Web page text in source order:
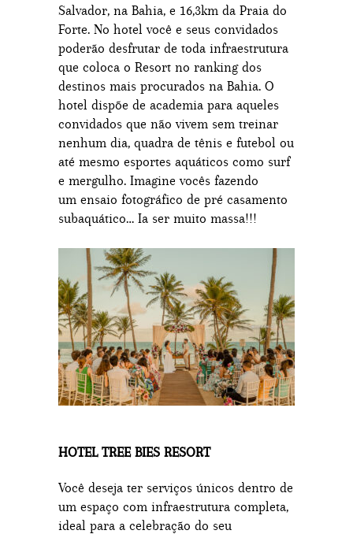
Salvador, na Bahia, e 16,3km da Praia do
Forte. No hotel você e seus convidados
poderão desfrutar de toda infraestrutura
que coloca o Resort no ranking dos
destinos mais procurados na Bahia. O
hotel dispõe de academia para aqueles
convidados que não vivem sem treinar
nenhum dia, quadra de tênis e futebol ou
até mesmo esportes aquáticos como surf
e mergulho. Imagine vocês fazendo
um ensaio fotográfico de pré casamento
subaquático… Ia ser muito massa!!!
HOTEL TREE BIES RESORT
Você deseja ter serviços únicos dentro de
um espaço com infraestrutura completa,
ideal para a celebração do seu